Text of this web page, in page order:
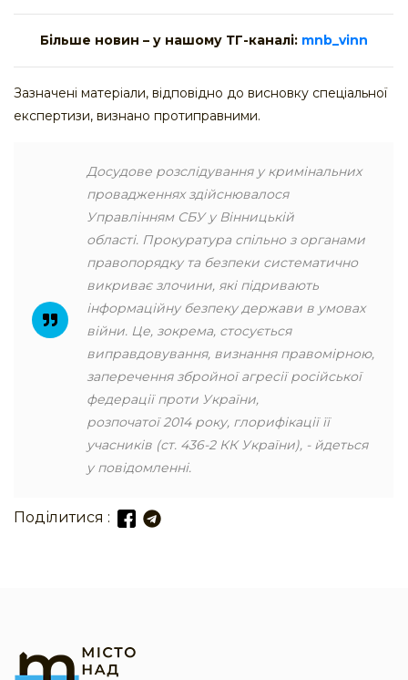
Більше новин – у нашому ТГ-каналі: mnb_vinn
Зазначені матеріали, відповідно до висновку спеціальної
експертизи, визнано протиправними.
Досудове розслідування у кримінальних
провадженнях здійснювалося
Управлінням СБУ у Вінницькій
області. Прокуратура спільно з органами
правопорядку та безпеки систематично
викриває злочини, які підривають
інформаційну безпеку держави в умовах
війни. Це, зокрема, стосується
виправдовування, визнання правомірною,
заперечення збройної агресії російської
федерації проти України,
розпочатої 2014 року, глорифікації її
учасників (ст. 436-2 КК України), - йдеться
у повідомленні.
Поділитися :